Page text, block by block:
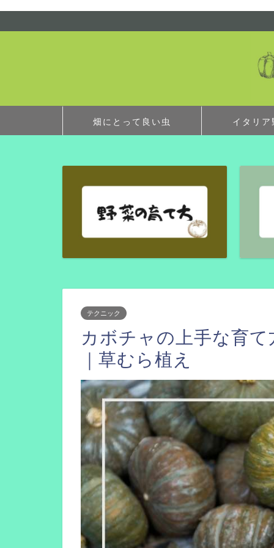
畑にとって良い虫 イタリ
テクニック
カボチャの上手な育
｜草むら植え